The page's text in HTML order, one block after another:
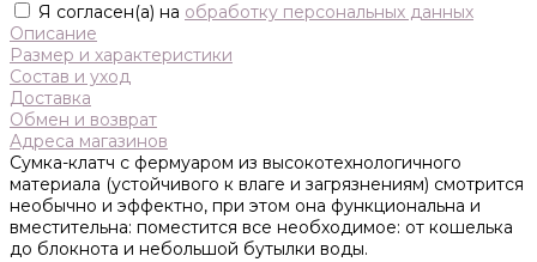
Я согласен(а) на обработку персональных данных
Описание
Размер и характеристики
Состав и уход
Доставка
Обмен и возврат
Адреса магазинов
Сумка-клатч с фермуаром из высокотехнологичного
материала (устойчивого к влаге и загрязнениям) смотрится
необычно и эффектно, при этом она функциональна и
вместительна: поместится все необходимое: от кошелька
до блокнота и небольшой бутылки воды.